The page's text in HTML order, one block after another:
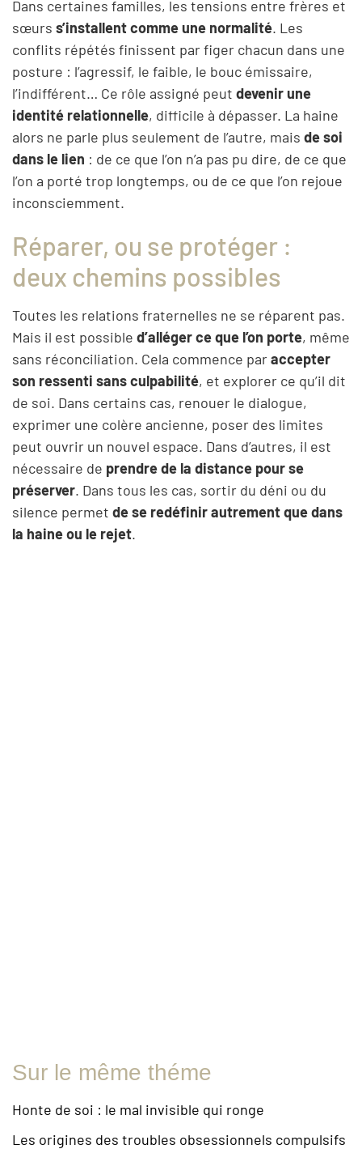
Dans certaines familles, les tensions entre frères et
sœurs s’installent comme une normalité. Les
conflits répétés finissent par figer chacun dans une
posture : l’agressif, le faible, le bouc émissaire,
l’indifférent… Ce rôle assigné peut devenir une
identité relationnelle, difficile à dépasser. La haine
alors ne parle plus seulement de l’autre, mais de soi
dans le lien : de ce que l’on n’a pas pu dire, de ce que
l’on a porté trop longtemps, ou de ce que l’on rejoue
inconsciemment.
Réparer, ou se protéger :
deux chemins possibles
Toutes les relations fraternelles ne se réparent pas.
Mais il est possible d’alléger ce que l’on porte, même
sans réconciliation. Cela commence paraccepter
son ressenti sans culpabilité, et explorer ce qu’il dit
de soi. Dans certains cas, renouer le dialogue,
exprimer une colère ancienne, poser des limites
peut ouvrir un nouvel espace. Dans d’autres, il est
nécessaire de prendre de la distance pour se
préserver. Dans tous les cas, sortir du déni ou du
silence permet de se redéfinir autrement que dans
la haine ou le rejet.
Sur le même théme
Honte de soi : le mal invisible qui ronge
Les origines des troubles obsessionnels compulsifs